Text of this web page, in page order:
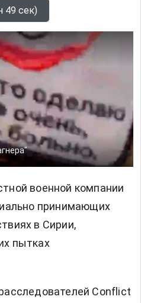
49 сек)
военной компании
принимающих
в Сирии,
пытках
Conflict